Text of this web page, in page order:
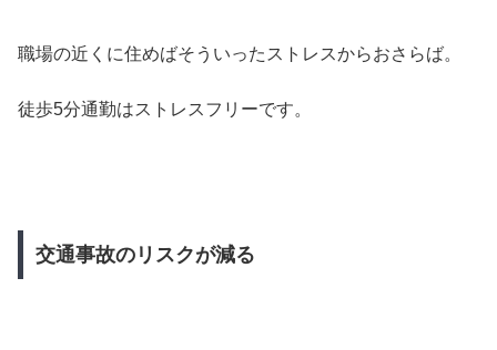
職場の近くに住めばそういったストレスからおさらば。
徒歩5分通勤はストレスフリーです。
交通事故のリスクが減る